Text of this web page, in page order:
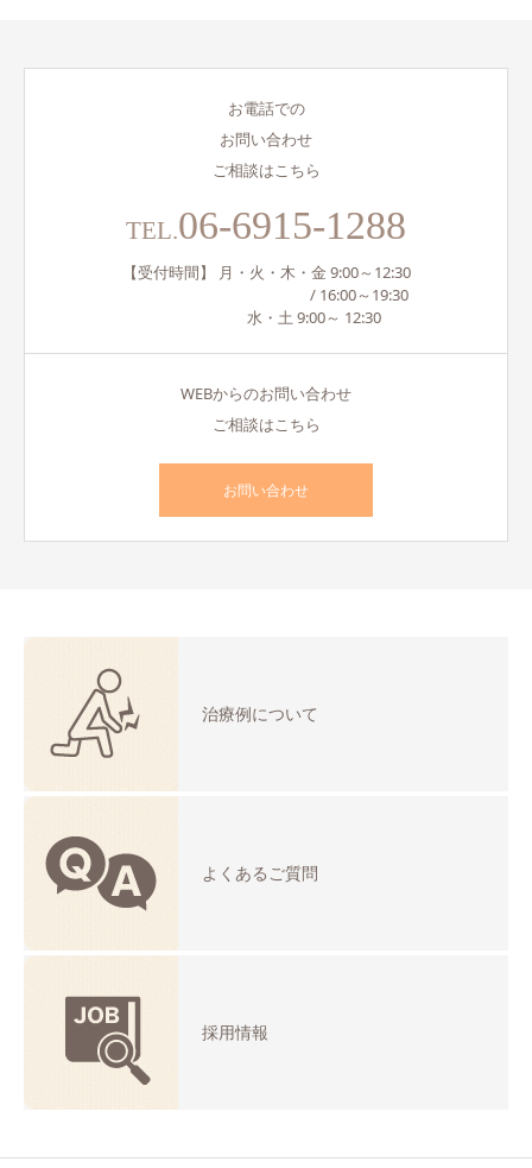
お電話での
お問い合わせ
ご相談はこちら
TEL.06-6915-1288
【受付時間】 月・火・木・金 9:00～12:30
/ 16:00～19:30
水・土 9:00～ 12:30
WEBからのお問い合わせ
ご相談はこちら
お問い合わせ
治療例について
よくあるご質問
採用情報